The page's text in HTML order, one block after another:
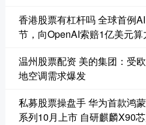
香港股票有杠杆吗 全球首例
节，向OpenAI索赔1亿美元算
温州股票配资 美的集团：受
地空调需求爆发
私募股票操盘手 华为首款鸿
系列10月上市 自研麒麟X90